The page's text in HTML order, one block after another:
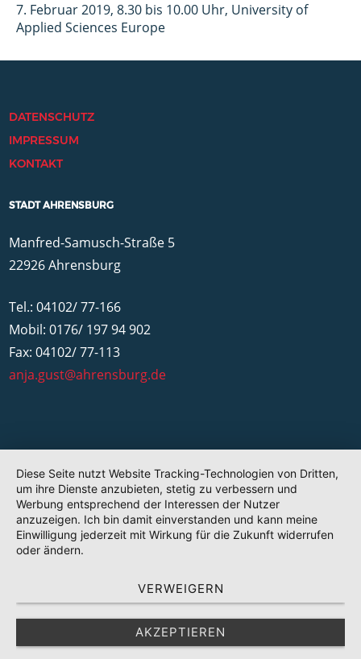
7. Februar 2019, 8.30 bis 10.00 Uhr, University of
Applied Sciences Europe
DATENSCHUTZ
IMPRESSUM
KONTAKT
STADT AHRENSBURG
Manfred-Samusch-Straße 5
22926 Ahrensburg
Tel.: 04102/ 77-166
Mobil: 0176/ 197 94 902
Fax: 04102/ 77-113
anja.gust@ahrensburg.de
Diese Seite nutzt Website Tracking-Technologien von Dritten,
um ihre Dienste anzubieten, stetig zu verbessern und
Werbung entsprechend der Interessen der Nutzer
anzuzeigen. Ich bin damit einverstanden und kann meine
Einwilligung jederzeit mit Wirkung für die Zukunft widerrufen
oder ändern.
VERWEIGERN
AKZEPTIEREN